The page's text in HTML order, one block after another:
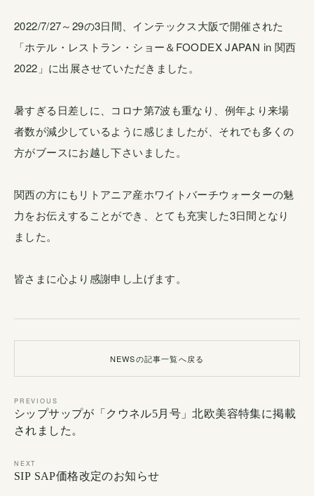
2022/7/27～29の3日間、インテックス大阪で開催された
「ホテル・レストラン・ショー＆FOODEX JAPAN in 関西
2022」に出展させていただきました。
暑すぎる日差しに、コロナ第7波も重なり、例年より来場
者数が減少しているように感じましたが、それでも多くの
方がブースにお越し下さいました。
関西の方にもリトアニア産ホワイトバーチウォーターの魅
力をお伝えすることができ、とても充実した3日間となり
ました。
皆さまに心より感謝申し上げます。
PREVIOUS
シップサップが「クウネル5月号」北欧美容特集に掲載
されました。
NEWSの記事一覧へ戻る
NEXT
SIP SAP価格改定のお知らせ